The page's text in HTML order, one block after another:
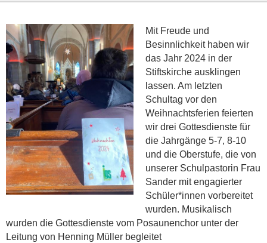
Mit Freude und
Besinnlichkeit haben wir
das Jahr 2024 in der
Stiftskirche ausklingen
lassen. Am letzten
Schultag vor den
Weihnachtsferien feierten
wir drei Gottesdienste für
die Jahrgänge 5-7, 8-10
und die Oberstufe, die von
unserer Schulpastorin Frau
Sander mit engagierter
Schüler*innen vorbereitet
wurden. Musikalisch
wurden die Gottesdienste vom Posaunenchor unter der
Leitung von Henning Müller begleitet